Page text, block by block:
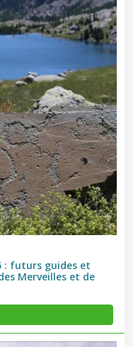
: futurs guides et
Merveilles et de
unit Merveilles
confie à MGD
rupestres dans